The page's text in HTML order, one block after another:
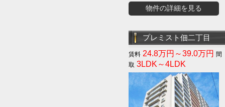
物件の詳細を見る
プレミスト佃二丁目
24.8万円～39.0万円
3LDK～4LDK